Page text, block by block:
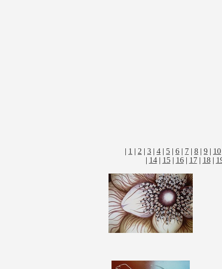
| 1 | 2 | 3 | 4 | 5 | 6 | 7 | 8 | 9 | 10
| 14| 15| 16| 17| 18|